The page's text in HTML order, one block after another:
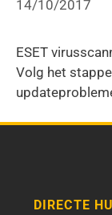
14/10/2017
ESET
Volg het
DIRECTE